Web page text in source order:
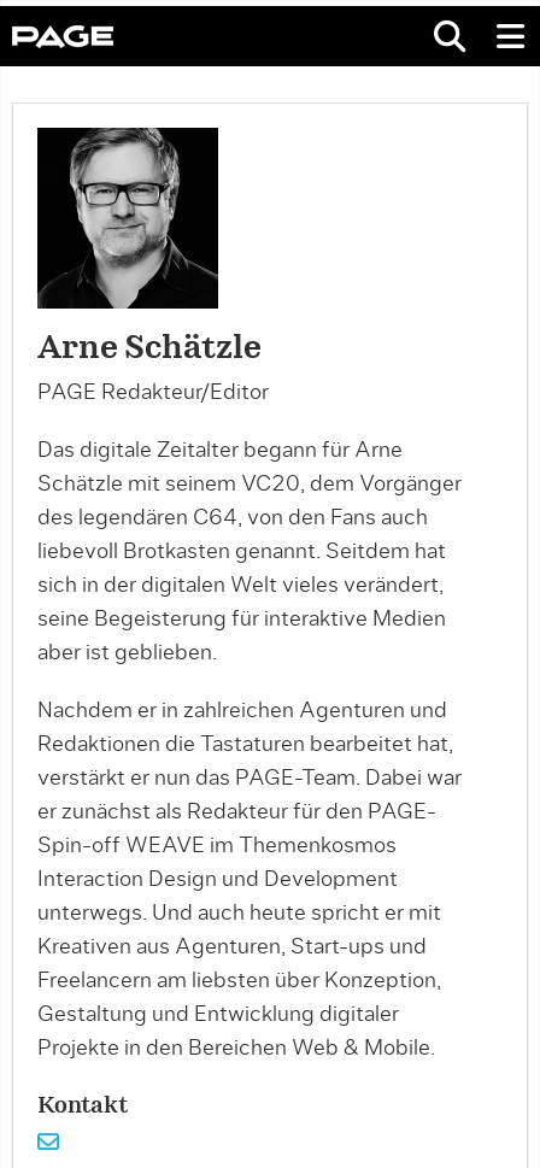
Arne Schätzle
PAGE Redakteur/Editor
Das digitale Zeitalter begann für Arne
Schätzle mit seinem VC20, dem Vorgänger
des legendären C64, von den Fans auch
liebevoll Brotkasten genannt. Seitdem hat
sich in der digitalen Welt vieles verändert,
seine Begeisterung für interaktive Medien
aber ist geblieben.
Nachdem er in zahlreichen Agenturen und
Redaktionen die Tastaturen bearbeitet hat,
verstärkt er nun das PAGE-Team. Dabei war
er zunächst als Redakteur für den PAGE-
Spin-off WEAVE im Themenkosmos
Interaction Design und Development
unterwegs. Und auch heute spricht er mit
Kreativen aus Agenturen, Start-ups und
Freelancern am liebsten über Konzeption,
Gestaltung und Entwicklung digitaler
Projekte in den Bereichen Web & Mobile.
Kontakt